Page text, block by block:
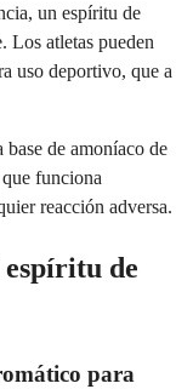
un espíritu de
Los atletas pueden
uso deportivo, que a
de amoníaco de
funciona
reacción adversa.
espíritu de
para